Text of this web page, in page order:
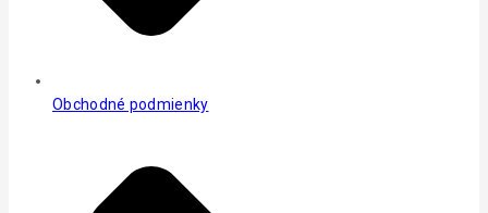
Obchodné podmienky